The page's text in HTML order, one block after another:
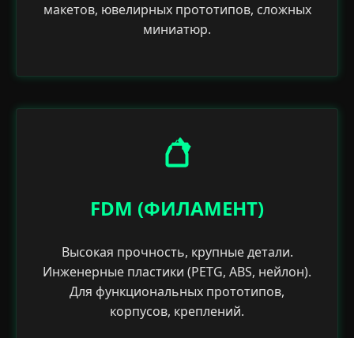
макетов, ювелирных прототипов, сложных
миниатюр.
FDM (ФИЛАМЕНТ)
Высокая прочность, крупные детали.
Инженерные пластики (PETG, ABS, нейлон).
Для функциональных прототипов,
корпусов, креплений.